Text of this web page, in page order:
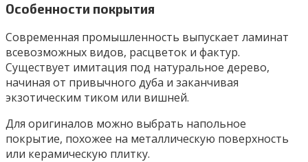
Особенности покрытия
Современная промышленность выпускает ламинат
всевозможных видов, расцветок и фактур.
Существует имитация под натуральное дерево,
начиная от привычного дуба и заканчивая
экзотическим тиком или вишней.
Для оригиналов можно выбрать напольное
покрытие, похожее на металлическую поверхность
или керамическую плитку.